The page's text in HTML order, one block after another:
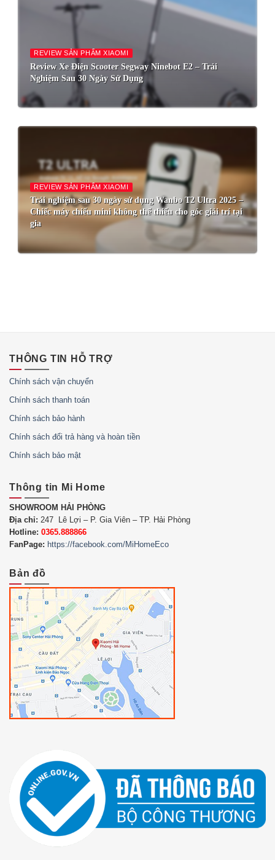
REVIEW SẢN PHẨM XIAOMI
Review Xe Điện Scooter Segway Ninebot E2 – Trải
Nghiệm Sau 30 Ngày Sử Dụng
REVIEW SẢN PHẨM XIAOMI
Trải nghiệm sau 30 ngày sử dụng Wanbo T2 Ultra 2025 –
Chiếc máy chiếu mini không thể thiếu cho góc giải trí tại
gia
THÔNG TIN HỖ TRỢ
Chính sách vận chuyển
Chính sách thanh toán
Chính sách bảo hành
Chính sách đổi trả hàng và hoàn tiền
Chính sách bảo mật
Thông tin Mi Home
SHOWROOM HẢI PHÒNG
Địa chỉ: 247 Lê Lợi – P. Gia Viên – TP. Hải Phòng
Hotline: 0365.888866
FanPage: https://facebook.com/MiHomeEco
Bản đồ